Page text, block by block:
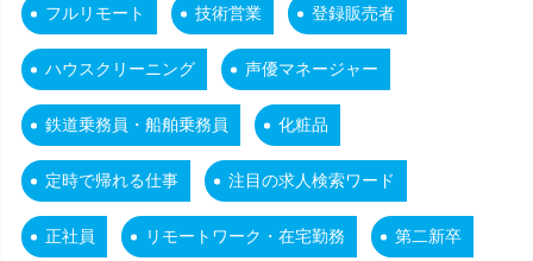
フルリモート 技術営業 登録販売者
ハウスクリーニング 声優マネージャー
鉄道乗務員・船舶乗務員 化粧品
定時で帰れる仕事 注目の求人検索ワード
正社員 リモートワーク・在宅勤務 第二新卒